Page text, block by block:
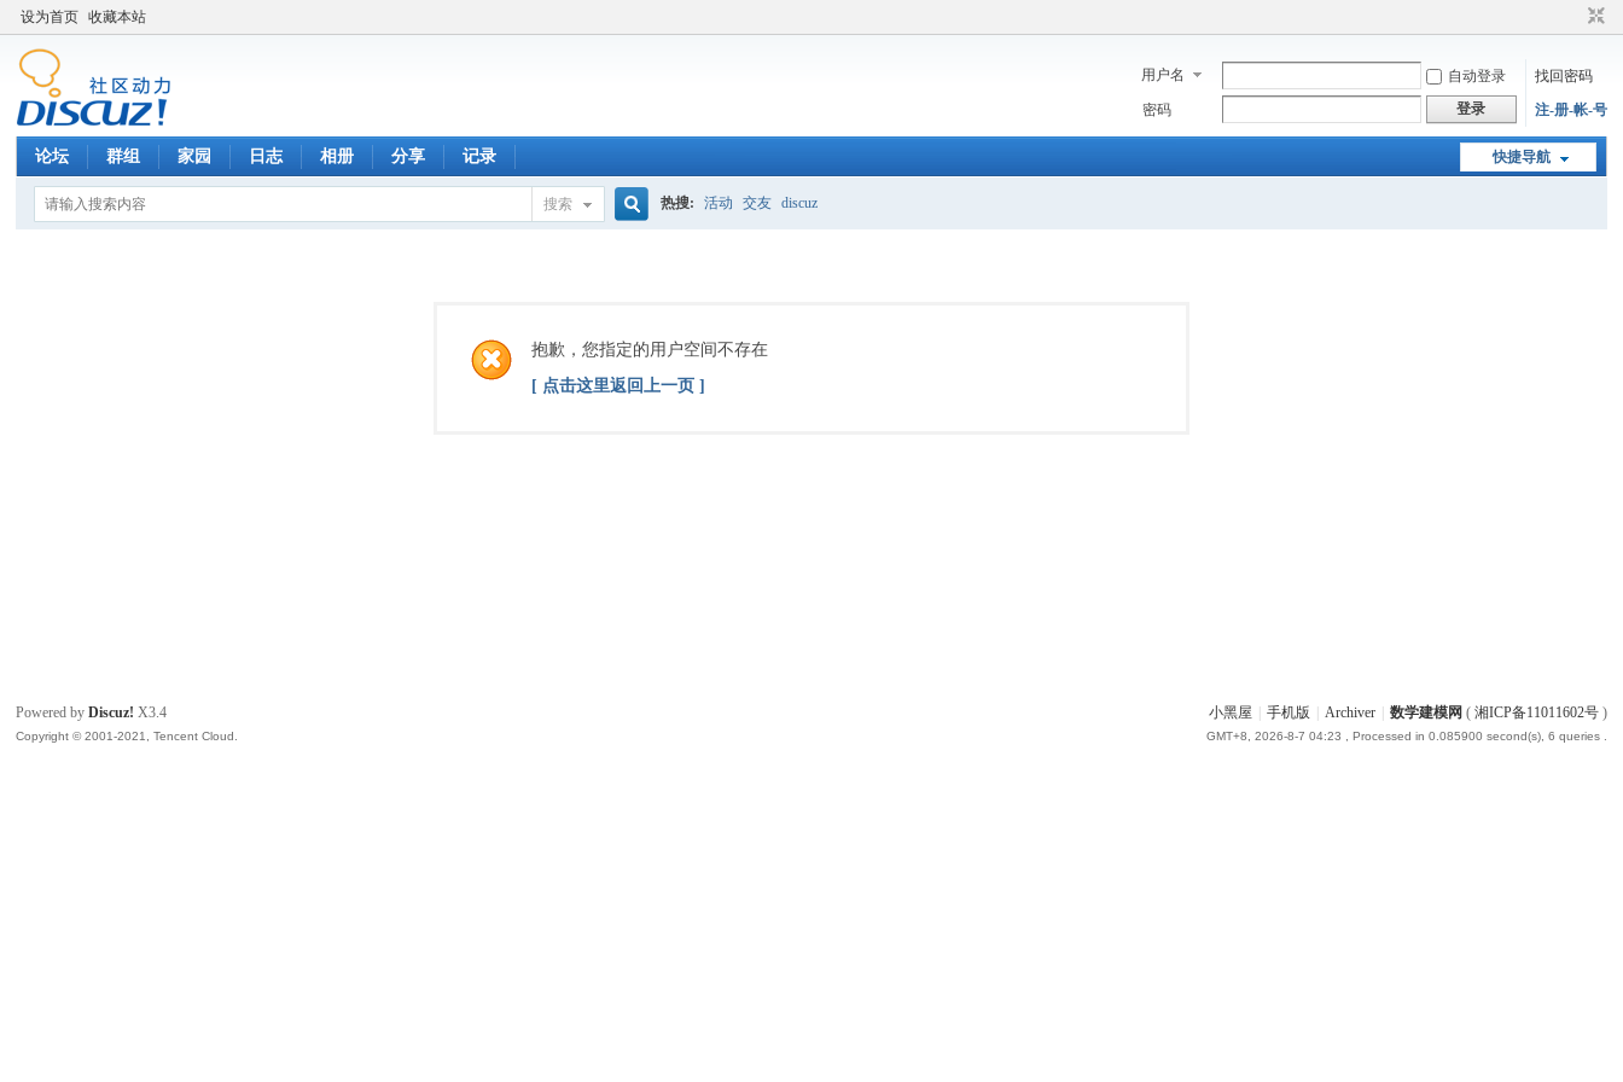
设为首页 收藏本站
用户名 自动登录
找回密码
密码
登录 注-册-帐-号
快捷导航
论坛 群组 家园 日志 相册 分享 记录
搜索
索
热搜: 活动 交友 discuz
抱歉，您指定的用户空间不存在
[ 点击这里返回上一页 ]
小黑屋 手机版 Archiver 数学建模网 ( 湘ICP备11011602号)
GMT+8, 2026-8-7 04:23 , Processed in 0.085900 second(s), 6 queries .
Powered byDiscuz! X3.4
Copyright © 2001-2021, Tencent Cloud.